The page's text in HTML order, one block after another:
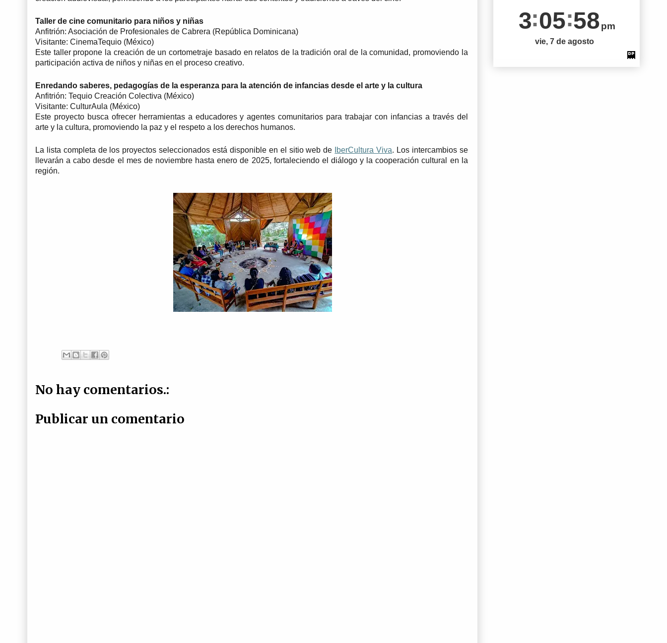
Taller de cine comunitario para niños y niñas
Anfitrión: Asociación de Profesionales de Cabrera (República Dominicana)
Visitante: CinemaTequio (México)
Este taller propone la creación de un cortometraje basado en relatos de la tradición oral de la comunidad, promoviendo la
participación activa de niños y niñas en el proceso creativo.
Enredando saberes, pedagogías de la esperanza para la atención de infancias desde el arte y la cultura
Anfitrión: Tequio Creación Colectiva (México)
Visitante: CulturAula (México)
Este proyecto busca ofrecer herramientas a educadores y agentes comunitarios para trabajar con infancias a través del
arte y la cultura, promoviendo la paz y el respeto a los derechos humanos.
La lista completa de los proyectos seleccionados está disponible en el sitio web de IberCultura Viva. Los intercambios se
llevarán a cabo desde el mes de noviembre hasta enero de 2025, fortaleciendo el diálogo y la cooperación cultural en la
región.
No hay comentarios.:
Publicar un comentario
3 05 59pm
vie, 7 de agosto